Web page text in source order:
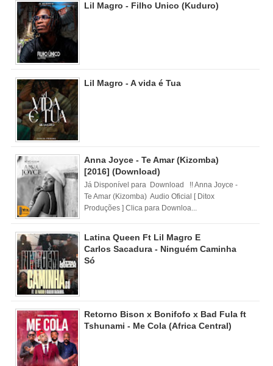
Lil Magro - Filho Unico (Kuduro)
Lil Magro - A vida é Tua
Anna Joyce - Te Amar (Kizomba)
[2016] (Download)
Já Disponível para Download !! Anna Joyce -
Te Amar (Kizomba) Audio Oficial [ Ditox
Produções ] Clica para Downloa...
Latina Queen Ft Lil Magro E
Carlos Sacadura - Ninguém Caminha
Só
Retorno Bison x Bonifofo x Bad Fula ft
Tshunami - Me Cola (Africa Central)